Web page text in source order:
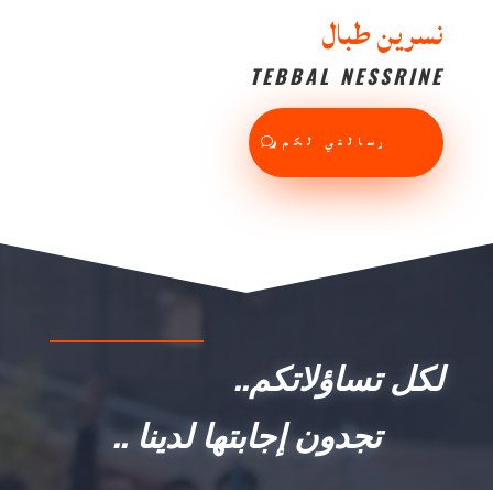
نسرين طبال
TEBBAL NESSRINE
رسالتي لكم
لكل تساؤلاتكم..
تجدون إجابتها لدينا ..